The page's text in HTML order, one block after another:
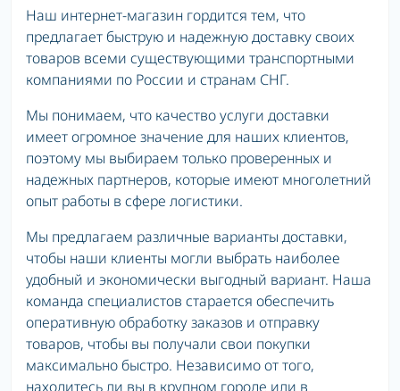
Наш интернет-магазин гордится тем, что
предлагает быструю и надежную доставку своих
товаров всеми существующими транспортными
компаниями по России и странам СНГ.
Мы понимаем, что качество услуги доставки
имеет огромное значение для наших клиентов,
поэтому мы выбираем только проверенных и
надежных партнеров, которые имеют многолетний
опыт работы в сфере логистики.
Мы предлагаем различные варианты доставки,
чтобы наши клиенты могли выбрать наиболее
удобный и экономически выгодный вариант. Наша
команда специалистов старается обеспечить
оперативную обработку заказов и отправку
товаров, чтобы вы получали свои покупки
максимально быстро. Независимо от того,
находитесь ли вы в крупном городе или в